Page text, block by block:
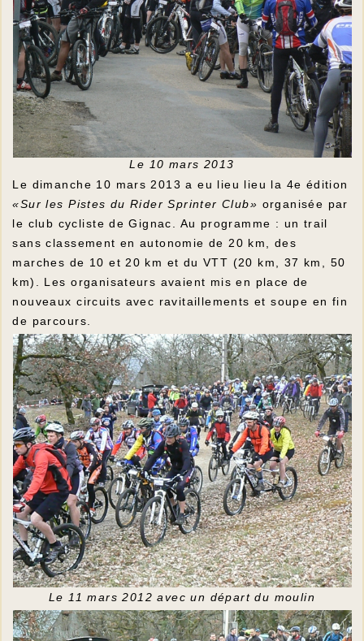
Le 10 mars 2013
Le dimanche 10 mars 2013 a eu lieu lieu la 4e édition
«Sur les Pistes du Rider Sprinter Club» organisée par
le club cycliste de Gignac. Au programme : un trail
sans classement en autonomie de 20 km, des
marches de 10 et 20 km et du VTT (20 km, 37 km, 50
km). Les organisateurs avaient mis en place de
nouveaux circuits avec ravitaillements et soupe en fin
de parcours.
Le 11 mars 2012 avec un départ du moulin